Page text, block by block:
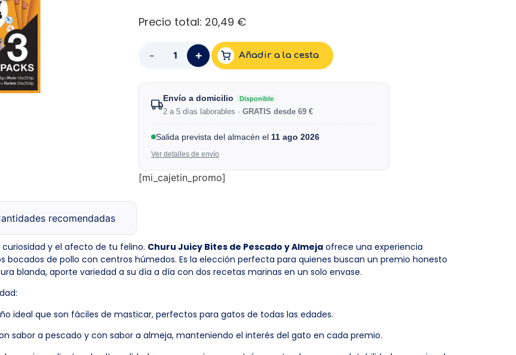
Precio total: 20,49 €
- + Añadir a la cesta
Envío a domicilio Disponible
2 a 5 días laborables · GRATIS desde 69 €
Salida prevista del almacén el 11 ago 2026
Ver detalles de envío
[mi_cajetin_promo]
recomendadas
y el afecto de tu felino. Churu Juicy Bites de Pescado y Almeja ofrece una experiencia
de pollo con centros húmedos. Es la elección perfecta para quienes buscan un premio honesto
blanda, aporte variedad a su día a día con dos recetas marinas en un solo envase.
ideal que son fáciles de masticar, perfectos para gatos de todas las edades.
sabor a pescado y con sabor a almeja, manteniendo el interés del gato en cada premio.